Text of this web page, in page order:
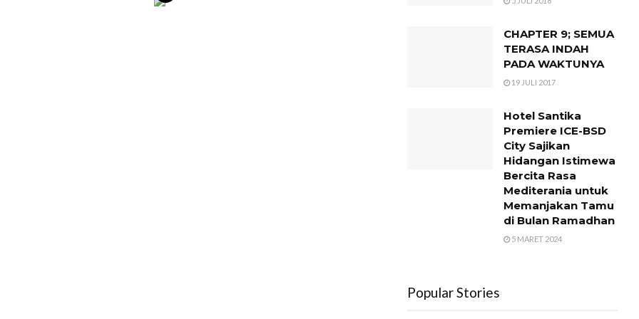
CHAPTER 9; SEMUA
TERASA INDAH
PADA WAKTUNYA
19 JULI 2017
Hotel Santika
Premiere ICE-BSD
City Sajikan
Hidangan Istimewa
Bercita Rasa
Mediterania untuk
Memanjakan Tamu
di Bulan Ramadhan
5 MARET 2024
Popular Stories